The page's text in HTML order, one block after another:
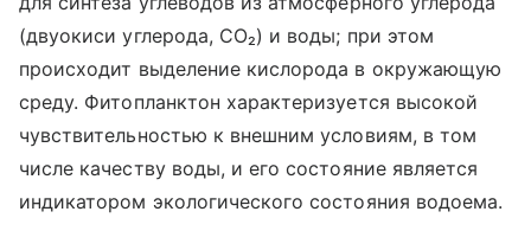
(двуокиси углерода, CO₂) и воды; при этом
происходит выделение кислорода в окружающую
среду. Фитопланктон характеризуется высокой
чувствительностью к внешним условиям, в том
числе качеству воды, и его состояние является
индикатором экологического состояния водоема.